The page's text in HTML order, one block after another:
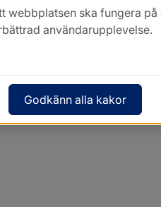
ska fungera
användarupplevelse.
Godkänn alla kakor